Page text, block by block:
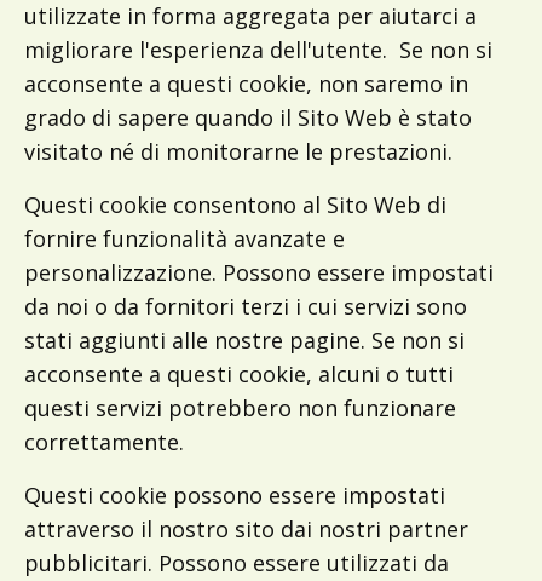
utilizzate in forma aggregata per aiutarci a
migliorare l'esperienza dell'utente. Se non si
acconsente a questi cookie, non saremo in
grado di sapere quando il Sito Web è stato
visitato né di monitorarne le prestazioni.
Questi cookie consentono al Sito Web di
fornire funzionalità avanzate e
personalizzazione. Possono essere impostati
da noi o da fornitori terzi i cui servizi sono
stati aggiunti alle nostre pagine. Se non si
acconsente a questi cookie, alcuni o tutti
questi servizi potrebbero non funzionare
correttamente.
Questi cookie possono essere impostati
attraverso il nostro sito dai nostri partner
pubblicitari. Possono essere utilizzati da